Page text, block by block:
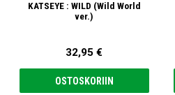
KATSEYE : WILD (Wild World
ver.)
32,95 €
OSTOSKORIIN